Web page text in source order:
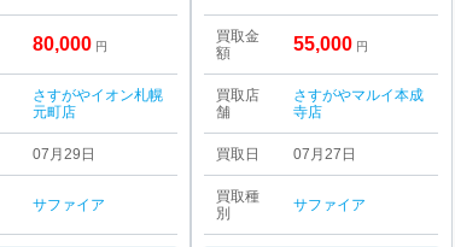
80,000 円
さすがやイオン札幌
元町店
07月29日
サファイア
買取金
額
55,000 円
買取店
舗
さすがやマルイ本成
寺店
買取日 07月27日
買取種
別
サファイア